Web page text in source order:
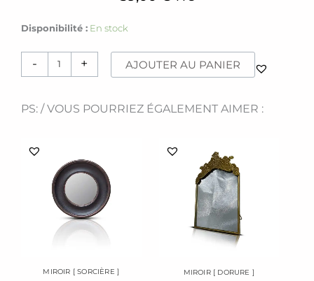
Disponibilité : En stock
-
quantité
+ AJOUTER AU PANIER
PS: / VOUS POURRIEZ ÉGALEMENT AIMER :
MIROIR [ SORCIÈRE ]
MIROIR [ DORURE ]